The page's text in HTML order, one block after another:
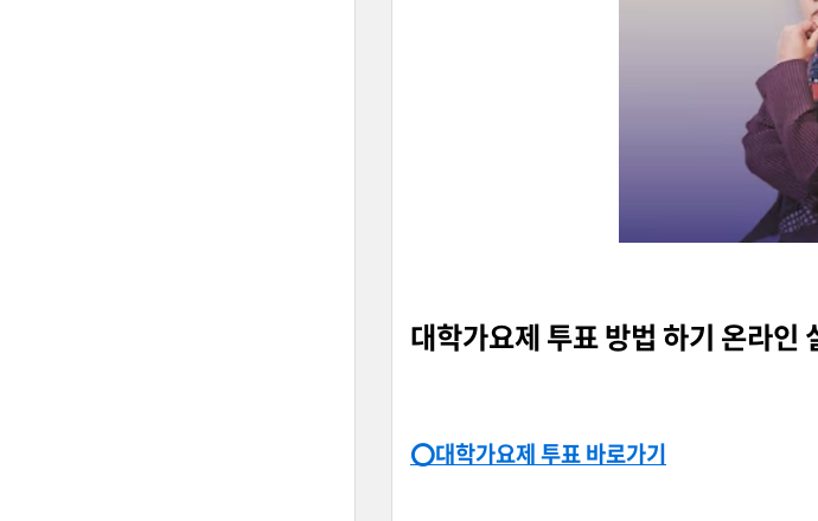
대학가요제 투표 방법 하기 온라인
⭕대학가요제 투표 바로가기